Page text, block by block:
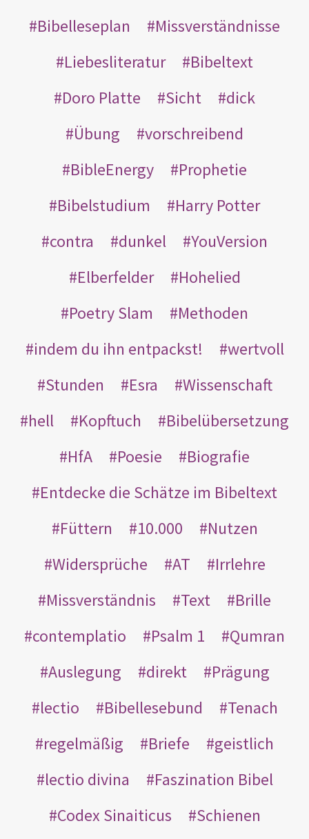
Bibelleseplan
Missverständnisse
Liebesliteratur
Bibeltext
Doro Platte
Sicht
dick
Übung
vorschreibend
BibleEnergy
Prophetie
Bibelstudium
Harry Potter
contra
dunkel
YouVersion
Elberfelder
Hohelied
Poetry Slam
Methoden
indem du ihn entpackst!
wertvoll
Stunden
Esra
Wissenschaft
hell
Kopftuch
Bibelübersetzung
HfA
Poesie
Biografie
Entdecke die Schätze im Bibeltext
Füttern
10.000
Nutzen
Widersprüche
AT
Irrlehre
Missverständnis
Text
Brille
contemplatio
Psalm 1
Qumran
Auslegung
direkt
Prägung
lectio
Bibellesebund
Tenach
regelmäßig
Briefe
geistlich
lectio divina
Faszination Bibel
Codex Sinaiticus
Schienen